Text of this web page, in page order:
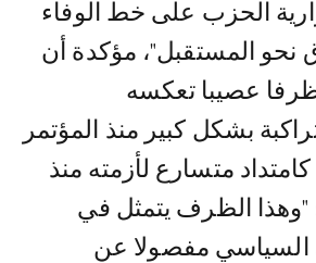
الحزب على خط الوفاء
نحو المستقبل"، مؤكدة أن
عصيبا تعكسه
بشكل كبير منذ المؤتمر
متسارع لأزمته منذ
"وهذا الظرف يتمثل في
السياسي مفصولا عن